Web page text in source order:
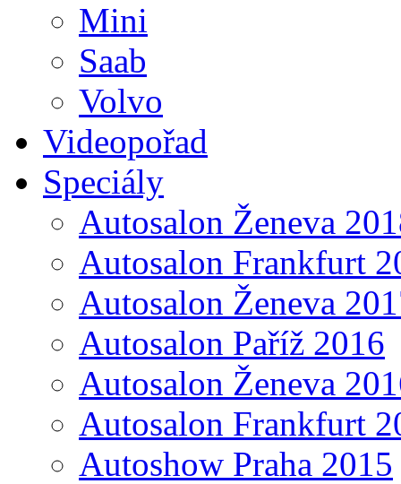
Mini
Saab
Volvo
Videopořad
Speciály
Autosalon Ženeva
Autosalon Frankfurt
Autosalon Ženeva
Autosalon Paříž 2016
Autosalon Ženeva
Autosalon Frankfurt
Autoshow Praha 2015